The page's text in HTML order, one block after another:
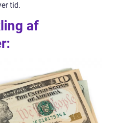
tid.
af